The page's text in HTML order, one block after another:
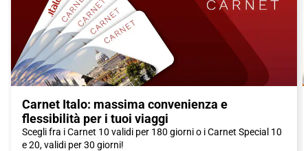
Carnet Italo: massima convenienza e
flessibilità per i tuoi viaggi
Scegli fra i Carnet 10 validi per 180 giorni o i Carnet Special 10
e 20, validi per 30 giorni!